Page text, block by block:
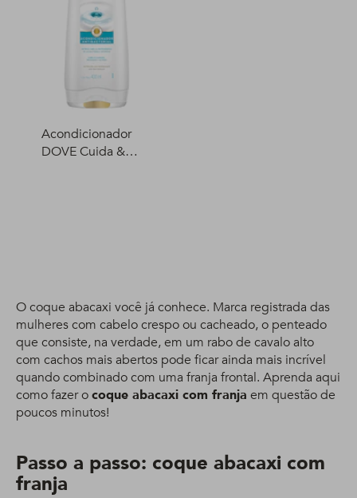
Acondicionador
DOVE Cuida &
O coque abacaxi você já conhece. Marca registrada das
mulheres com cabelo crespo ou cacheado, o penteado
que consiste, na verdade, em um rabo de cavalo alto
com cachos mais abertos pode ficar ainda mais incrível
quando combinado com uma franja frontal. Aprenda aqui
como fazer ocoque abacaxi com franja em questão de
poucos minutos!
Passo a passo: coque abacaxi com
franja